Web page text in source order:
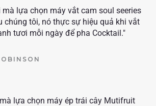
mà lựa chọn máy vắt cam soul seeries
chúng tôi, nó thực sự hiệu quả khi vắt
tươi mỗi ngày để pha Cocktail."
lựa chọn máy ép trái cây Mutifruit